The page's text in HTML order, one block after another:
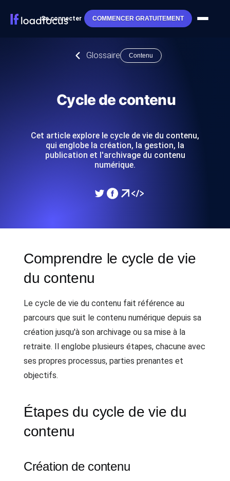
Se connecter COMMENCER GRATUITEMENT
Glossaire Contenu
Cycle de contenu
Cet article explore le cycle de vie du contenu,
qui englobe la création, la gestion, la
publication et l'archivage du contenu
numérique.
Comprendre le cycle de vie
du contenu
Le cycle de vie du contenu fait référence au
parcours que suit le contenu numérique depuis sa
création jusqu'à son archivage ou sa mise à la
retraite. Il englobe plusieurs étapes, chacune avec
ses propres processus, parties prenantes et
objectifs.
Étapes du cycle de vie du
contenu
Création de contenu